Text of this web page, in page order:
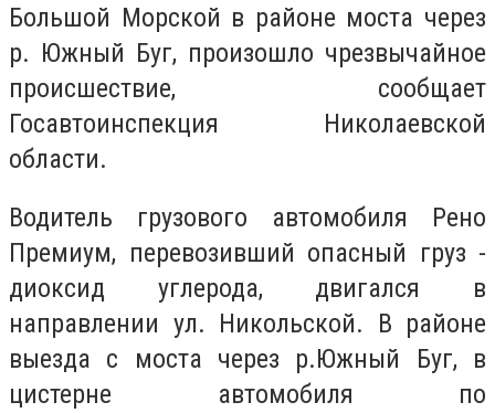
Большой Морской в районе моста через
р. Южный Буг, произошло чрезвычайное
происшествие, сообщает
Госавтоинспекция Николаевской
области.
Водитель грузового автомобиля Рено
Премиум, перевозивший опасный груз -
диоксид углерода, двигался в
направлении ул. Никольской. В районе
выезда с моста через р.Южный Буг, в
цистерне автомобиля по